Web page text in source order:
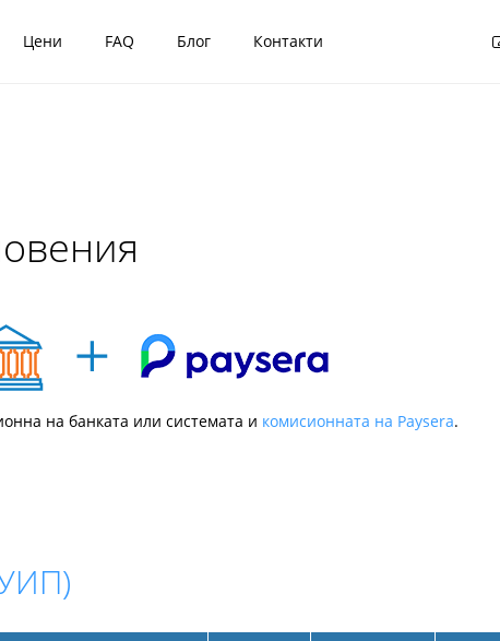
Цени FAQ Блог Контакти
на банката или системата и комисионната на Paysera.